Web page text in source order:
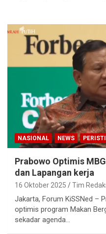
NASIONAL NEWS
Prabowo Optimis
dan Lapangan kerja
16 Oktober 2025 Tim
Jakarta, Forum KiSSNed –
optimis program Makan
sekadar agenda…